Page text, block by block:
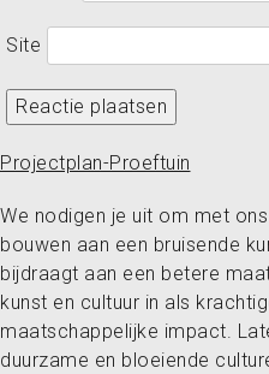
Site
Projectplan-Proeftuin
We nodigen je uit om met
bouwen aan een bruisende
bijdraagt aan een betere
kunst en cultuur in als
maatschappelijke impact.
duurzame en bloeiende